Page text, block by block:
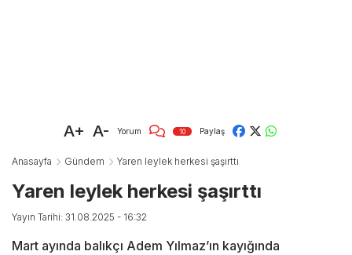
A+ A- Yorum 10 Paylaş
Anasayfa Gündem Yaren leylek herkesi şaşırttı
Yaren leylek herkesi şaşırttı
Yayın Tarihi: 31.08.2025 - 16:32
Mart ayında balıkçı Adem Yılmaz’ın kayığında